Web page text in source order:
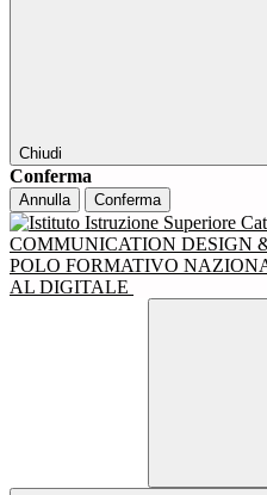
Chiudi
Conferma
Annulla Conferma
COMMUNICATION DESIGN
POLO FORMATIVO
AL DIGITALE